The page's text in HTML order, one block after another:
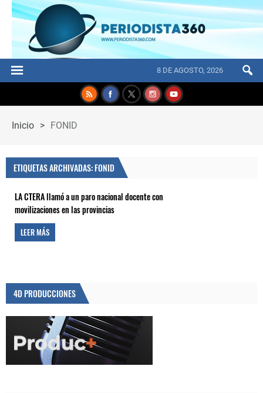
8 DE AGOSTO, 2026
Inicio > FONID
ETIQUETAS ARCHIVADAS: FONID
LA CTERA llamó a un paro nacional docente con
movilizaciones en las provincias
LEER MÁS
4D PRODUCCIONES